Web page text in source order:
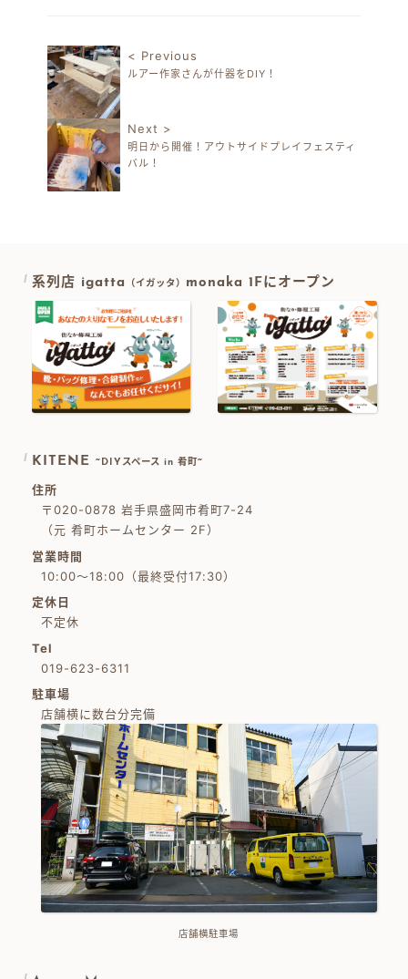
投稿ナビゲーション
< Previous
ルアー作家さんが什器をDIY！
Next >
明日から開催！アウトサイドプレイフェスティ
バル！
系列店 igatta （イガッタ） monaka 1Fにオープン
KITENE ~DIYスペース in 肴町~
住所
〒020-0878 岩手県盛岡市肴町7-24
（元 肴町ホームセンター 2F）
営業時間
10:00～18:00（最終受付17:30）
定休日
不定休
Tel
019-623-6311
駐車場
店舗横に数台分完備
店舗横駐車場